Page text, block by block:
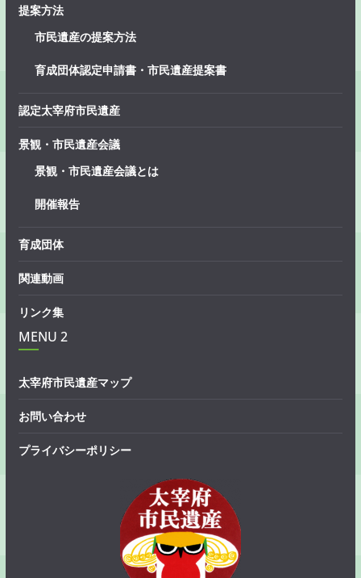
提案方法
市民遺産の提案方法
育成団体認定申請書・市民遺産提案書
認定太宰府市民遺産
景観・市民遺産会議
景観・市民遺産会議とは
開催報告
育成団体
関連動画
リンク集
MENU 2
太宰府市民遺産マップ
お問い合わせ
プライバシーポリシー